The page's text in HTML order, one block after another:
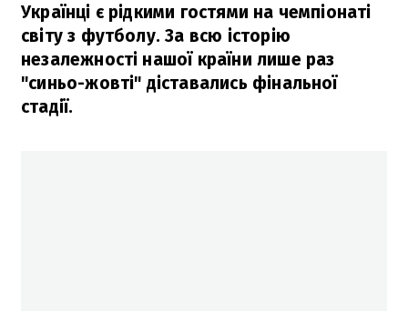
Українці є рідкими гостями на чемпіонаті
світу з футболу. За всю історію
незалежності нашої країни лише раз
"синьо-жовті" діставались фінальної
стадії.